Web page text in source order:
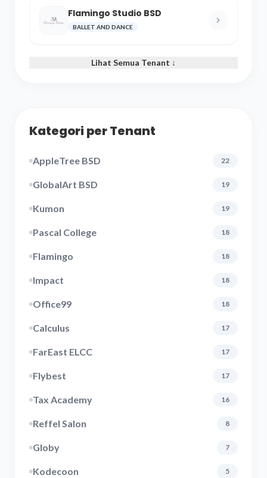
Flamingo Studio BSD
BALLET AND DANCE
Lihat Semua Tenant ↓
Kategori per Tenant
AppleTree BSD 22
GlobalArt BSD 19
Kumon 19
Pascal College 18
Flamingo 18
Impact 18
Office99 18
Calculus 17
FarEast ELCC 17
Flybest 17
Tax Academy 16
Reffel Salon 8
Globy 7
Kodecoon 5